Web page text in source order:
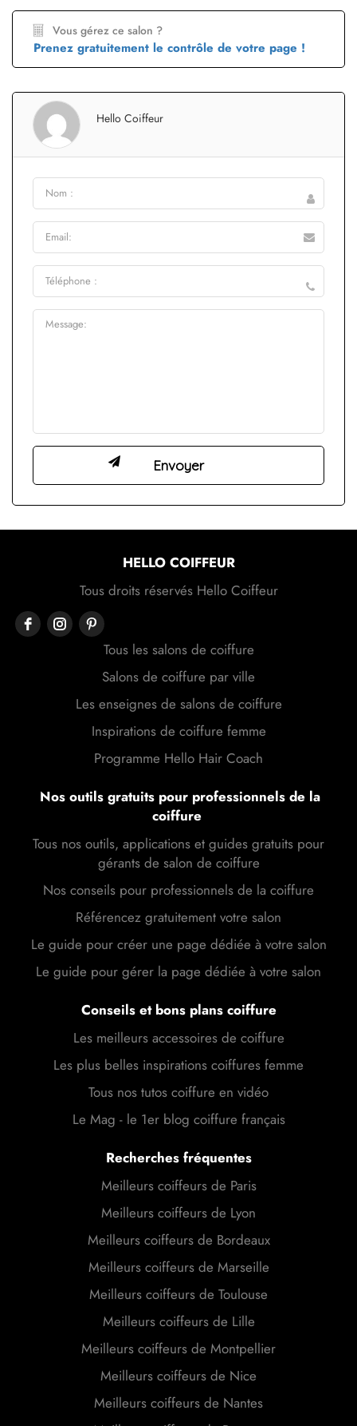
Vous gérez ce salon ?
Prenez gratuitement le contrôle de votre page !
Hello Coiffeur
HELLO COIFFEUR
Tous droits réservés Hello Coiffeur
Tous les salons de coiffure
Salons de coiffure par ville
Les enseignes de salons de coiffure
Inspirations de coiffure femme
Programme Hello Hair Coach
Nos outils gratuits pour professionnels de la
coiffure
Tous nos outils, applications et guides gratuits pour
gérants de salon de coiffure
Nos conseils pour professionnels de la coiffure
Référencez gratuitement votre salon
Le guide pour créer une page dédiée à votre salon
Le guide pour gérer la page dédiée à votre salon
Conseils et bons plans coiffure
Les meilleurs accessoires de coiffure
Les plus belles inspirations coiffures femme
Tous nos tutos coiffure en vidéo
Le Mag - le 1er blog coiffure français
Recherches fréquentes
Meilleurs coiffeurs de Paris
Meilleurs coiffeurs de Lyon
Meilleurs coiffeurs de Bordeaux
Meilleurs coiffeurs de Marseille
Meilleurs coiffeurs de Toulouse
Meilleurs coiffeurs de Lille
Meilleurs coiffeurs de Montpellier
Meilleurs coiffeurs de Nice
Meilleurs coiffeurs de Nantes